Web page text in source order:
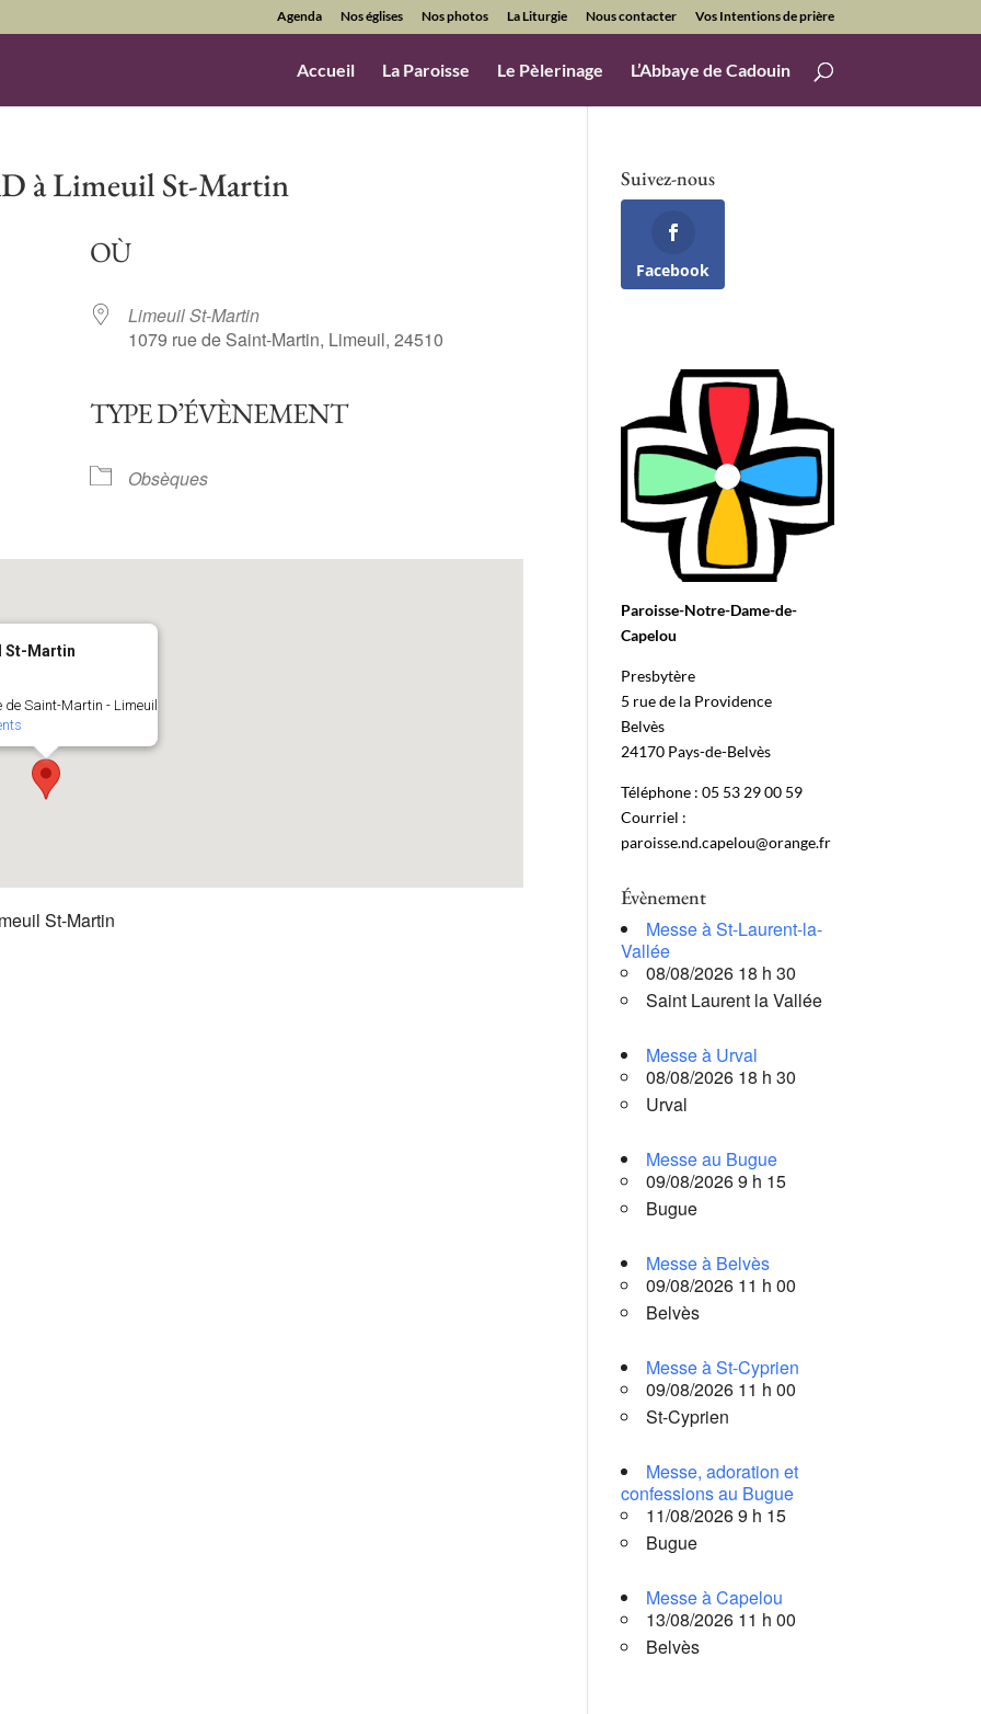
Agenda Nos églises Nos photos La Liturgie Nous contacter Vos Intentions de prière
Accueil La Paroisse Le Pèlerinage L’Abbaye de Cadouin
à Limeuil St-Martin
Outlook Live
OÙ
Limeuil St-Martin
1079 rue de Saint-Martin, Limeuil, 24510
TYPE D’ÉVÈNEMENT
Obsèques
St-Martin
de Saint-Martin - Limeuil
St-Martin
Suivez-nous
Facebook
Paroisse-Notre-Dame-de-
Capelou
Presbytère
5 rue de la Providence
Belvès
24170 Pays-de-Belvès
Téléphone : 05 53 29 00 59
Courriel :
paroisse.nd.capelou@orange.fr
Évènement
Messe à St-Laurent-la-
Vallée
08/08/2026 18 h 30
Saint Laurent la Vallée
Messe à Urval
08/08/2026 18 h 30
Urval
Messe au Bugue
09/08/2026 9 h 15
Bugue
Messe à Belvès
09/08/2026 11 h 00
Belvès
Messe à St-Cyprien
09/08/2026 11 h 00
St-Cyprien
Messe, adoration et
confessions au Bugue
11/08/2026 9 h 15
Bugue
Messe à Capelou
13/08/2026 11 h 00
Belvès